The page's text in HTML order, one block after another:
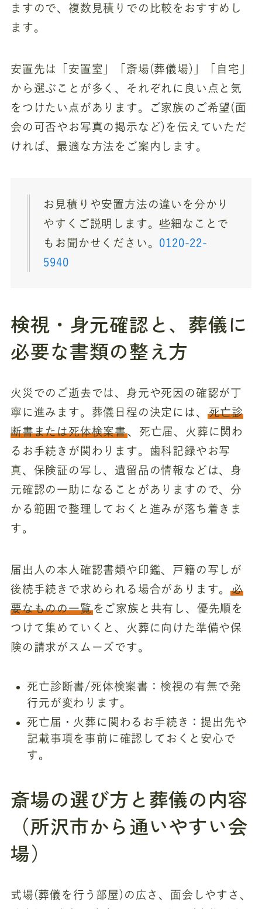
ますので、複数見積りでの比較をおすすめし
ます。
安置先は「安置室」「斎場(葬儀場)」「自宅」
から選ぶことが多く、それぞれに良い点と気
をつけたい点があります。ご家族のご希望(面
会の可否やお写真の掲示など)を伝えていただ
ければ、最適な方法をご案内します。
お見積りや安置方法の違いを分かり
やすくご説明します。些細なことで
もお聞かせください。 0120-22-
5940
検視・身元確認と、葬儀に
必要な書類の整え方
火災でのご逝去では、身元や死因の確認が丁
寧に進みます。葬儀日程の決定には、
死亡診
断書または死体検案書、死亡届、火葬に関わ
るお手続きが関わります。歯科記録やお写
真、保険証の写し、遺留品の情報などは、身
元確認の一助になることがありますので、分
かる範囲で整理しておくと進みが落ち着きま
す。
届出人の本人確認書類や印鑑、戸籍の写しが
後続手続きで求められる場合があります。必
要なものの一覧をご家族と共有し、優先順を
つけて集めていくと、火葬に向けた準備や保
険の請求がスムーズです。
死亡診断書/死体検案書：検視の有無で発
行元が変わります。
死亡届・火葬に関わるお手続き：提出先や
記載事項を事前に確認しておくと安心で
す。
斎場の選び方と葬儀の内容
（所沢市から通いやすい会
場）
式場(葬儀を行う部屋)の広さ、面会しやすさ、